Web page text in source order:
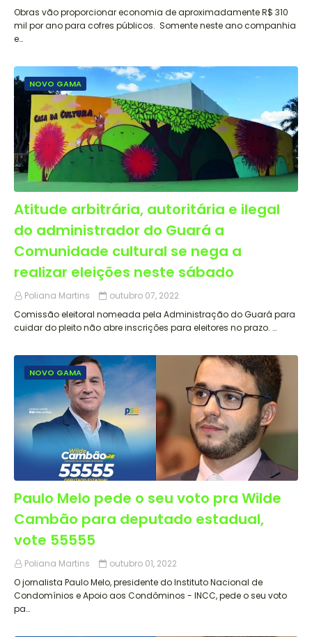
Obras vão proporcionar economia de aproximadamente R$ 310
mil por ano para cofres públicos. Somente neste ano companhia
e…
NOVO GAMA
Atitude arbitrária, autoritária e ilegal
do administrador do Guará a
Comunidade cultural se nega a
realizar eleições neste sábado
Poliana Martins
outubro 07, 2022
Comissão eleitoral nomeada pela Administração do Guará para
cuidar do pleito não abre inscrições para eleitores no prazo. …
NOVO GAMA
Paulo Melo pede o seu voto pra Wilde
Cambão para deputado estadual,
vote 55555
Poliana Martins
outubro 01, 2022
O jornalista Paulo Melo, presidente do Instituto Nacional de
Condomínios e Apoio aos Condôminos - INCC, pede o seu voto
pa…